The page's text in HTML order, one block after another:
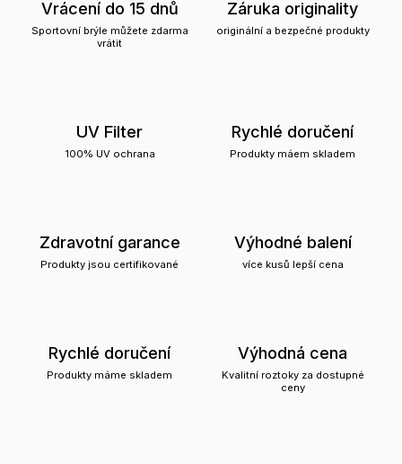
Vrácení do 15 dnů
Sportovní brýle můžete zdarma
vrátit
Záruka originality
originální a bezpečné produkty
UV Filter
100% UV ochrana
Rychlé doručení
Produkty máem skladem
Zdravotní garance
Produkty jsou certifikované
Výhodné balení
více kusů lepší cena
Rychlé doručení
Produkty máme skladem
Výhodná cena
Kvalitní roztoky za dostupné
ceny